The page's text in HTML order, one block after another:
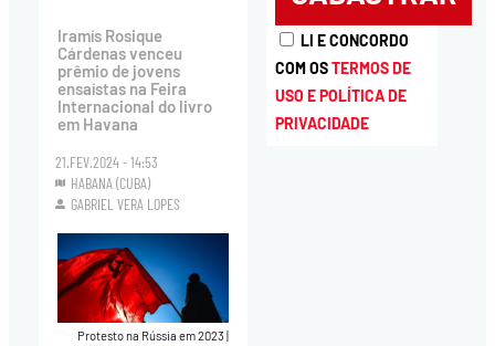
Iramís Rosique
Cárdenas venceu
prêmio de jovens
ensaístas na Feira
Internacional do livro
em Havana
21.FEV.2024 - 14:53
HABANA (CUBA)
GABRIEL VERA LOPES
Protesto na Rússia em 2023
LI E CONCORDO
COM OSTERMOS DE
USO E POLÍTICA DE
PRIVACIDADE